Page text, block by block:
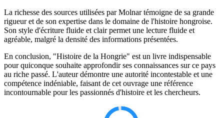
La richesse des sources utilisées par Molnar témoigne de sa grande
rigueur et de son expertise dans le domaine de l'histoire hongroise.
Son style d'écriture fluide et clair permet une lecture fluide et
agréable, malgré la densité des informations présentées.
En conclusion, "Histoire de la Hongrie" est un livre indispensable
pour quiconque souhaite approfondir ses connaissances sur ce pays
au riche passé. L'auteur démontre une autorité incontestable et une
compétence indéniable, faisant de cet ouvrage une référence
incontournable pour les passionnés d'histoire et les chercheurs.